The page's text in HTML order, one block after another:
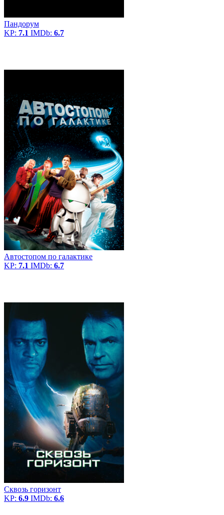
Пандорум
KP: 7.1 IMDb: 6.7
Автостопом по галактике
KP: 7.1 IMDb: 6.7
Сквозь горизонт
KP: 6.9 IMDb: 6.6